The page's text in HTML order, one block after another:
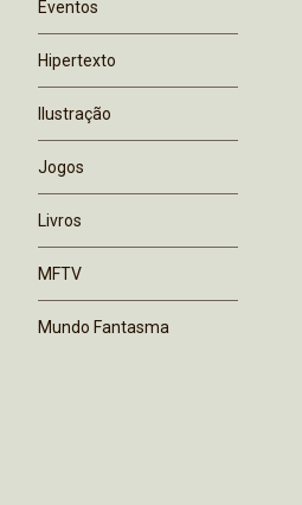
Eventos
Hipertexto
Ilustração
Jogos
Livros
MFTV
Mundo Fantasma